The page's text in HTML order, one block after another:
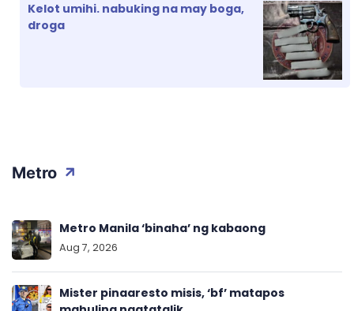
Kelot umihi. nabuking na may boga,
droga
Metro
Metro Manila ‘binaha’ ng kabaong
Aug 7, 2026
Mister pinaaresto misis, ‘bf’ matapos